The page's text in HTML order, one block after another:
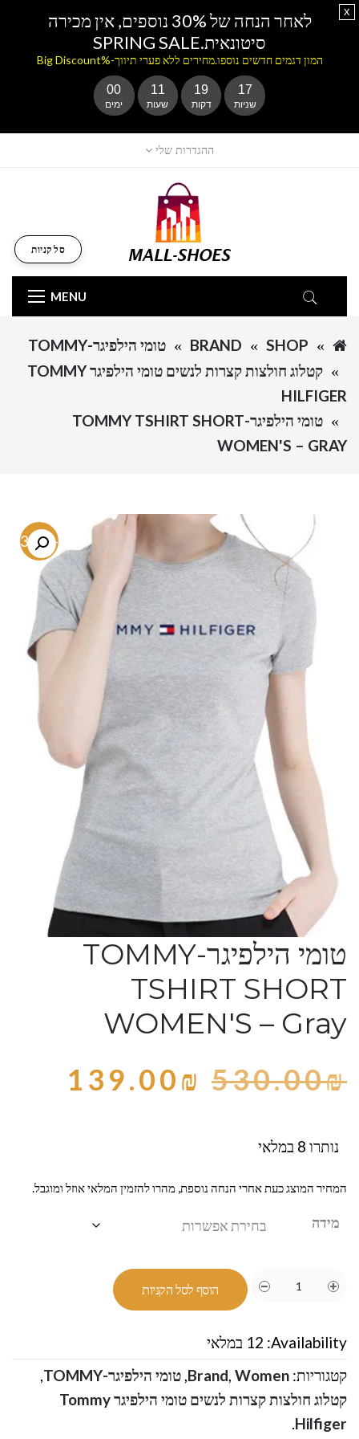
ההגדרות שלי
MENU
סל קניות
SHOP
BRAND
טומי הילפיגר-TOMMY
קטלוג חולצות קצרות לנשים טומי הילפיגר TOMMY
HILFIGER
טומי הילפיגר-TOMMY TSHIRT SHORT
WOMEN'S – GRAY
-73.8%
טומי הילפיגר-TOMMY
TSHIRT SHORT
WOMEN'S – Gray
530.00₪
139.00₪
נותרו 8 במלאי
המחיר המוצג כעת אחרי הנחה נוספת, מהרו להזמין המלאי אוזל ומוגבל.
מידה
הוסף לסל הקניות
Availability: 12 במלאי
קטגוריות:
Brand, Women
,טומי הילפיגר-TOMMY
,
קטלוג חולצות קצרות לנשים טומי הילפיגר Tommy
Hilfiger
.
לאחר הנחה של 30% נוספים, אין מכירה
סיטונאית.SPRING SALE
המון דגמים חדשים נוספו.מחירים ללא פערי תיווך-%Big Discount
00
ימים
11
שעות
19
דקות
16
שניות
x